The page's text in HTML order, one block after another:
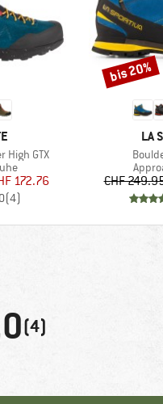
High GTX
Preis
172.76
(4)
LA
Artikel
CHF
Rabatt
bis 20%
(4)